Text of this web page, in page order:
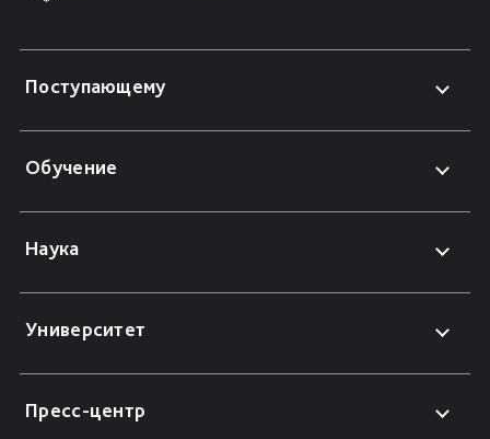
Поступающему
Обучение
Наука
Университет
Пресс-центр